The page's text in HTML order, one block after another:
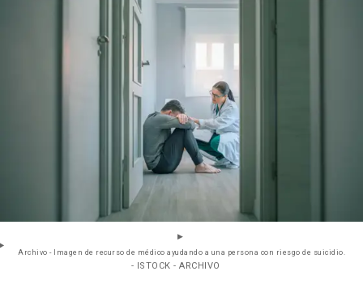
Archivo - Imagen de recurso de médico ayudando a una persona con riesgo de suicidio.
- ISTOCK - ARCHIVO